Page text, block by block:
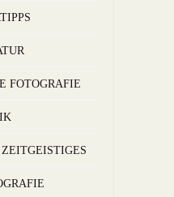
FOTOGRAFIE